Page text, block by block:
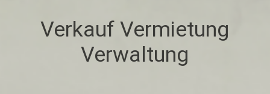
Verkauf Vermietung
Verwaltung